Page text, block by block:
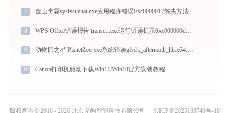
7 金山毒霸sysissuehat.exe应用程序错误0xc0000017解决方法
8 WPS Office错误报告 transerr.exe运行错误提示0xc000000d的解决办法
9 动物园之星 PlanetZoo.exe系统错误gfsdk_aftermath_lib.x64.dll丢失如何解决
10 Canon打印机驱动下载Win11/Win10官方安装教程
版权所有© 2010 - 2026 北京灵豹智能科技有限公司 京ICP备2025133740号-18